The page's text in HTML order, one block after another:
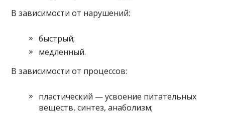
В зависимости от нарушений:
быстрый;
медленный.
В зависимости от процессов:
пластический — усвоение питательных
веществ, синтез, анаболизм;